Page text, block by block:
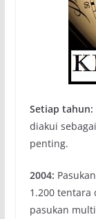
Setiap tahun:
diakui
penting.
2004:
1.200 tentara
pasukan